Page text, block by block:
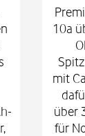
10a
mit
über
für